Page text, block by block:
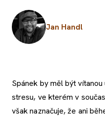
Jan Handl
Spánek by měl být
stresu, ve kterém v
však naznačuje, že ani